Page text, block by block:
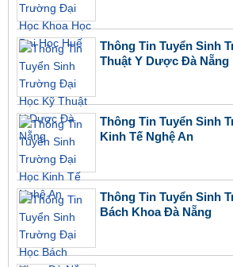
Thông Tin Tuyển Sinh
Thuật Y Dược Đà Nẵng
Thông Tin Tuyển Sinh
Kinh Tế Nghệ An
Thông Tin Tuyển Sinh
Bách Khoa Đà Nẵng